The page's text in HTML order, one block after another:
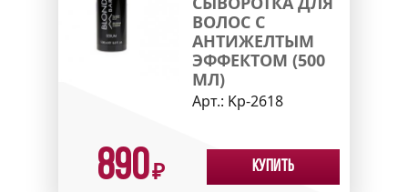
ВОЛОС С
АНТИЖЕЛТЫМ
ЭФФЕКТОМ (500
МЛ)
Арт.: Kp-2618
890₽ Купить